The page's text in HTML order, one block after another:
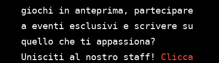
giochi in anteprima, partecipare
a eventi esclusivi e scrivere su
quello che ti appassiona?
Unisciti al nostro staff! Clicca